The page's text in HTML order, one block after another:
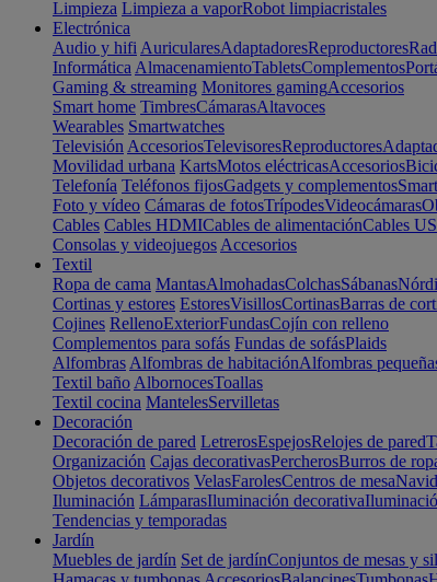
Limpieza Limpieza a vaporRobot limpiacristales
Electrónica
Audio y hifi AuricularesAdaptadoresReproductores
Informática AlmacenamientoTabletsComplementos
Gaming & streaming Monitores gamingAccesorios
Smart home TimbresCámarasAltavoces
Wearables Smartwatches
Televisión AccesoriosTelevisoresReproductores
Movilidad urbana KartsMotos eléctricasAccesorios
Telefonía Teléfonos fijosGadgets y complementos
Foto y vídeo Cámaras de fotosTrípodesVideocámaras
Cables Cables HDMICables de alimentaciónCables
Consolas y videojuegos Accesorios
Textil
Ropa de cama MantasAlmohadasColchasSábanas
Cortinas y estores EstoresVisillosCortinasBarras de
Cojines RellenoExteriorFundasCojín con relleno
Complementos para sofás Fundas de sofásPlaids
Alfombras Alfombras de habitaciónAlfombras
Textil baño AlbornocesToallas
Textil cocina MantelesServilletas
Decoración
Decoración de pared LetrerosEspejosRelojes de pared
Organización Cajas decorativasPercherosBurros de
Objetos decorativos VelasFarolesCentros de mesa
Iluminación LámparasIluminación decorativa
Tendencias y temporadas
Jardín
Muebles de jardín Set de jardínConjuntos de mesas y